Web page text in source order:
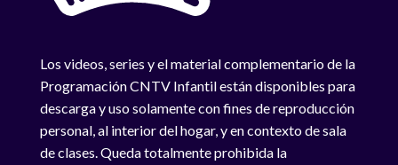
Los videos, series y el material complementario de la
Programación CNTV Infantil están disponibles para
descarga y uso solamente con fines de reproducción
personal, al interior del hogar, y en contexto de sala
de clases. Queda totalmente prohibida la